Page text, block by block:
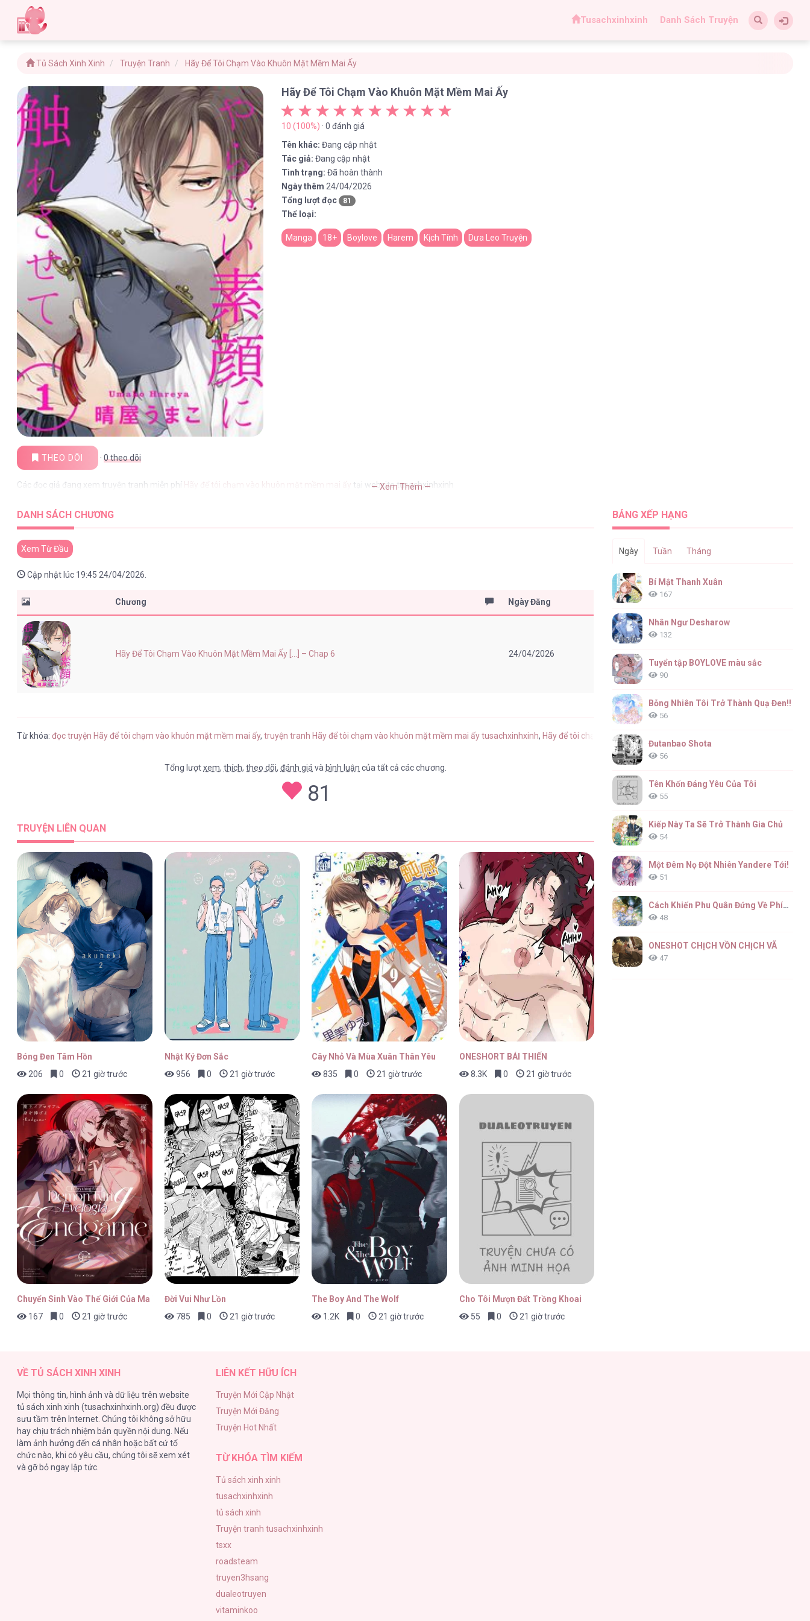
Tusachxinhxinh Danh Sách Truyện
Tủ Sách Xinh Xinh Truyện Tranh Hãy Để Tôi Chạm Vào Khuôn Mặt Mềm Mai Ấy
Hãy Để Tôi Chạm Vào Khuôn Mặt Mềm Mai Ấy
10 (100%) · 0 đánh giá
Tên khác: Đang cập nhật
Tác giả: Đang cập nhật
Tình trạng: Đã hoàn thành
Ngày thêm 24/04/2026
Tổng lượt đọc
81
Thể loại:
Manga 18+ Boylove Harem Kịch Tính Dưa Leo Truyện
THEO DÕI ·0theo dõi
Các đọc giả đang xem truyện tranh miễn phí Hãy để tôi chạm vào khuôn mặt mềm mai ấy tại website tusachxinhxinh
— Xem Thêm —
DANH SÁCH CHƯƠNG
Xem Từ Đầu
Cập nhật lúc 19:45 24/04/2026.
Chương Ngày Đăng
Hãy Để Tôi Chạm Vào Khuôn Mặt Mềm Mai Ấy [...] – Chap 6 24/04/2026
Từ khóa:đọc truyện Hãy để tôi chạm vào khuôn mặt mềm mai ấy,truyện tranh Hãy để tôi chạm vào khuôn mặt mềm mai ấy tusachxinhxinh, Hãy để tôi chạm vào khuôn mặt mềm mai ấy tiếng Việt
Tổng lượtxem,thích,theo dõi,đánh giávà bình luận của tất cả các chương.
81
TRUYỆN LIÊN QUAN
Bóng Đen Tâm Hồn
206
0 21 giờ trước
Nhật Ký Đơn Sắc
956
0 21 giờ trước
Cây Nhỏ Và Mùa Xuân Thân Yêu
835
0 21 giờ trước
ONESHORT BÁI THIẾN
8.3K
0 21 giờ trước
Chuyển Sinh Vào Thế Giới Của Ma Vương Evelogia
167
0 21 giờ trước
Đời Vui Như Lồn
785
0 21 giờ trước
The Boy And The Wolf
1.2K
0 21 giờ trước
Cho Tôi Mượn Đất Trồng Khoai
55
0 21 giờ trước
BẢNG XẾP HẠNG
Ngày Tuần Tháng
Bí Mật Thanh Xuân
167
Nhân Ngư Desharow
132
Tuyển tập BOYLOVE màu sắc
90
Bỗng Nhiên Tôi Trở Thành Quạ Đen!!
56
Đutanbao Shota
56
Tên Khốn Đáng Yêu Của Tôi
55
Kiếp Này Ta Sẽ Trở Thành Gia Chủ
54
Một Đêm Nọ Đột Nhiên Yandere Tới!
51
Cách Khiến Phu Quân Đứng Về Phía Tôi
48
ONESHOT CHỊCH VỒN CHỊCH VÃ
47
VỀ TỦ SÁCH XINH XINH
Mọi thông tin, hình ảnh và dữ liệu trên website
tủ sách xinh xinh (tusachxinhxinh.org) đều được
sưu tầm trên Internet. Chúng tôi không sở hữu
hay chịu trách nhiệm bản quyền nội dung. Nếu
làm ảnh hưởng đến cá nhân hoặc bất cứ tổ
chức nào, khi có yêu cầu, chúng tôi sẽ xem xét
và gỡ bỏ ngay lập tức.
LIÊN KẾT HỮU ÍCH
Truyện Mới Cập Nhật
Truyện Mới Đăng
Truyện Hot Nhất
TỪ KHÓA TÌM KIẾM
Tủ sách xinh xinh
tusachxinhxinh
tủ sách xinh
Truyện tranh tusachxinhxinh
tsxx
roadsteam
truyen3hsang
dualeotruyen
vitaminkoo